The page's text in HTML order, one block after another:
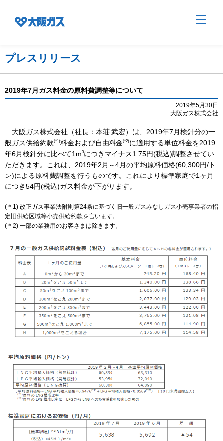
企業情報
ご家庭のお客さま
業務用・産業用のお客さま
社会貢献
技術開発
サステナビリティ
IR情報
採用情報
プレスリリース
プレスリリース
2019年7月ガス料金の原料費調整等について
2019年5月30日
大阪ガス株式会社
大阪ガス株式会社（社長：本荘 武宏）は、2019年7月検針分の一
般ガス供給約款(*1)料金および自由料金(*2)に適用する単位料金を2019
年6月検針分に比べて1m3につきマイナス1.75円(税込)調整させてい
ただきます。これは、2019年2月～4月の平均原料価格(60,300円/ト
ン)による原料費調整を行うものです。これにより標準家庭で1ヶ月
につき54円(税込)ガス料金が下がります。
(＊1) 改正ガス事業法附則第24条に基づく旧一般ガスみなしガス小売事業者の指
定旧供給区域等小売供給約款を言います。
(＊2) 一部の業務用のお客さまは除きます。